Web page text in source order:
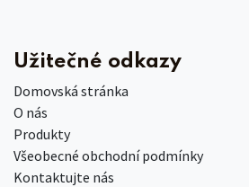
Užitečné odkazy
Domovská stránka
O nás
Produkty
Všeobecné obchodní podmínky
Kontaktujte nás